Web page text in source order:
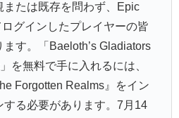
または既存を問わず、Epic
グインしたプレイヤーの皆
す。「Baeloth’s Gladiators
を無料で手に入れるには、
Forgotten Realms』をイン
する必要があります。7月14